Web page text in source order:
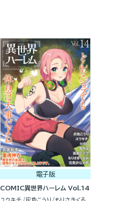
電子版
COMIC異世界ハーレム Vol.14